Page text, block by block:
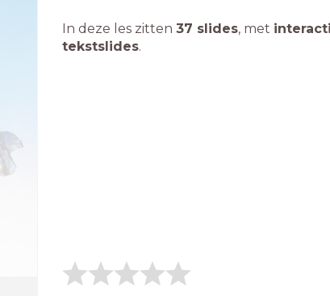
In deze les zitten 37 slides, met
tekstslides.